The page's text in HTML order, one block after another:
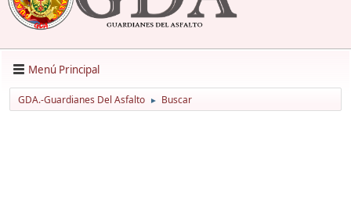
Menú Principal
GDA.-Guardianes Del Asfalto ► Buscar